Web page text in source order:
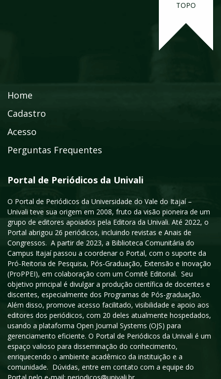
TOPO
Home
Cadastro
Acesso
Perguntas Frequentes
Portal de Periódicos da Univali
O Portal de Periódicos da Universidade do Vale do Itajaí –
Univali teve sua origem em 2008, fruto da visão pioneira de um
grupo de editores apoiados pela Editora da Univali. Até 2022, o
Portal abrigou 26 periódicos, incluindo revistas e Anais de
Congressos. A partir de 2023, a Biblioteca Comunitária do
Campus Itajaí passou a coordenar o Portal, com o suporte da
Pró-Reitoria de Pesquisa, Pós-Graduação, Extensão e Inovação
(ProPPEI), em colaboração com um Comitê Editorial. Seu
objetivo principal é divulgar a produção científica de docentes e
discentes, especialmente dos Programas de Pós-graduação.
Além disso, promove acesso facilitado, visibilidade e apoio aos
editores dos periódicos, com 20 deles atualmente hospedados,
usando a plataforma Open Journal Systems (OJS) para
gerenciamento eficiente. O Portal de Periódicos da Univali é um
espaço valioso para disseminação do conhecimento,
enriquecendo o ambiente acadêmico da instituição e a
comunidade. Dúvidas, entre em contato com a equipe do